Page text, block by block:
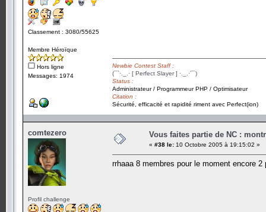
Classement : 3080/55625
Membre Héroïque
Hors ligne
Messages: 1974
Newbie Contest Staff :
(¯`·._.· [ Perfect Slayer ] ·._.·´¯)
Status :
Administrateur / Programmeur PHP / Optimisateur
Citation :
Sécurité, efficacité et rapidité riment avec Perfect(ion)
comtezero
Profil challenge
Vous faites partie de NC :
« #38 le: 10 Octobre 2005 à 19:15:02 »
rrhaaa 8 membres pour le moment encore 2